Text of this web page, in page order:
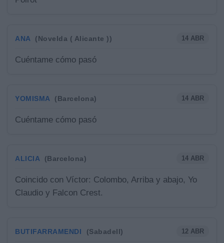
ANA (Novelda ( Alicante )) 14 ABR
Cuéntame cómo pasó
YOMISMA (Barcelona) 14 ABR
Cuéntame cómo pasó
ALICIA (Barcelona) 14 ABR
Coincido con Víctor: Colombo, Arriba y abajo, Yo
Claudio y Falcon Crest.
BUTIFARRAMENDI (Sabadell) 12 ABR